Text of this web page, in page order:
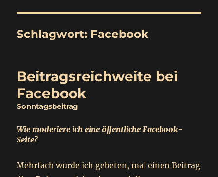
Schlagwort: Facebook
Beitragsreichweite bei
Facebook
Sonntagsbeitrag
Wie moderiere ich eine öffentliche Facebook-
Seite?
Mehrfach wurde ich gebeten, mal einen Beitrag